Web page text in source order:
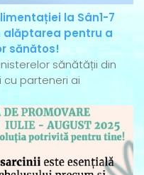
la Sân1-7
alăptarea pentru a
sănătos!
sănătății din
cu parteneri ai